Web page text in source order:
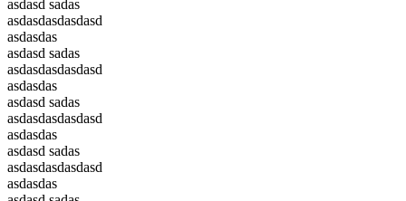
asdasd sadas
asdasdasdasdasd
asdasdas
asdasd sadas
asdasdasdasdasd
asdasdas
asdasd sadas
asdasdasdasdasd
asdasdas
asdasd sadas
asdasdasdasdasd
asdasdas